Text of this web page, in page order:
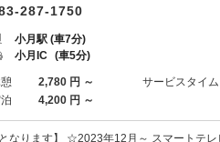
287-1750
小月駅 (車7分)
小月IC (車5分)
2,780 円 ～ サービスタイム
4,200 円 ～
なります】 ☆2023年12月～ スマートテ